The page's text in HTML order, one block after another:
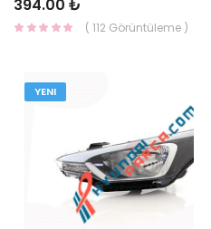
394.00 ₺
( 112 Görüntüleme )
YENI